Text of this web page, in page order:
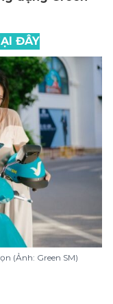
ĐÂY
(Ảnh: Green SM)